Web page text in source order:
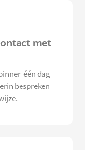
met
één dag
bespreken